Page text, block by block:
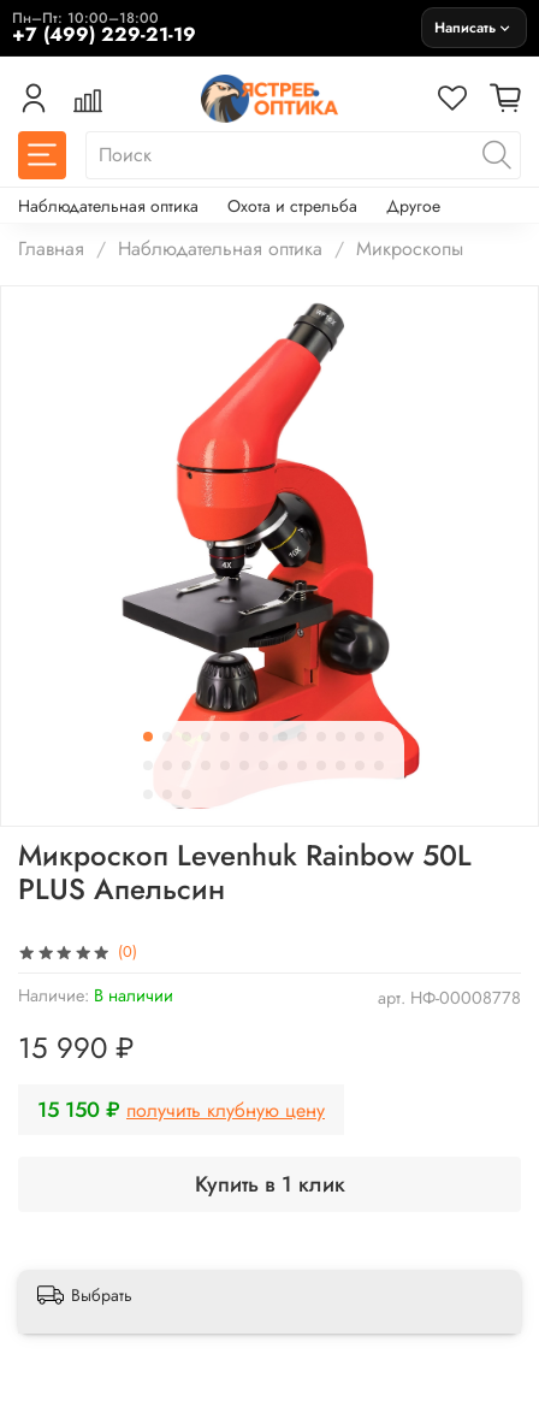
Пн–Пт: 10:00–18:00
+7 (499) 229-21-19 Написать
Наблюдательная оптика Охота и стрельба Другое
Главная Наблюдательная оптика Микроскопы
(0)
арт. НФ-00008778
Наличие: В наличии
Микроскоп Levenhuk Rainbow 50L
PLUS Апельсин
15 990 ₽
15 150 ₽ получить клубную цену
Купить в 1 клик
Выбрать